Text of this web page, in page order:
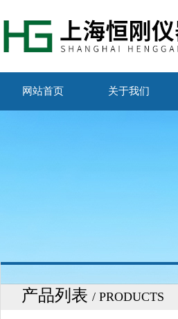
网站首页 关于我们
产品列表 / PRODUCTS